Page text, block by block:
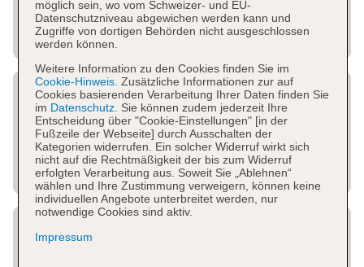
möglich sein, wo vom Schweizer- und EU-
Datenschutzniveau abgewichen werden kann und
Zugriffe von dortigen Behörden nicht ausgeschlossen
werden können.
Weitere Information zu den Cookies finden Sie im
Cookie-Hinweis. Zusätzliche Informationen zur auf
Cookies basierenden Verarbeitung Ihrer Daten finden Sie
im Datenschutz. Sie können zudem jederzeit Ihre
Entscheidung über "Cookie-Einstellungen" [in der
Fußzeile der Webseite] durch Ausschalten der
Kategorien widerrufen. Ein solcher Widerruf wirkt sich
nicht auf die Rechtmäßigkeit der bis zum Widerruf
erfolgten Verarbeitung aus. Soweit Sie „Ablehnen“
wählen und Ihre Zustimmung verweigern, können keine
individuellen Angebote unterbreitet werden, nur
notwendige Cookies sind aktiv.
Impressum